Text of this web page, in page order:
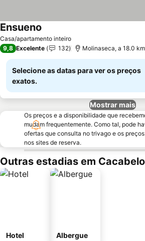
Casa/apartamento inteiro
Ensueno
9,8 Excelente 132 Molinaseca, a 18.0
Selecione as datas para ver os preços
exatos.
Mostrar mais
Os preços e a disponibilidade que
mudam frequentemente. Como tal, pode
ofertas que consulta no trivago e os
nos sites de reserva.
Outras estadias em
Hotel Albergue